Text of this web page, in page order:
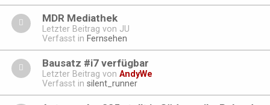
MDR Mediathek
Letzter Beitrag von JU
Verfasst in Fernsehen
Bausatz #i7 verfügbar
Letzter Beitrag von AndyWe
Verfasst in silent_runner